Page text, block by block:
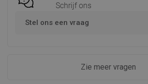
Schrijf ons
Stel ons een vraag
Zie meer vragen